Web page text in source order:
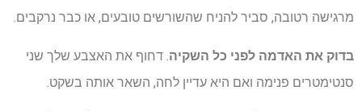
מרגישה רטובה, סביר להניח שהשורשים טובעים, או כבר נרקבים.
בדוק את האדמה לפני כל השקיה . דחוף את האצבע שלך שני
סנטימטרים פנימה ואם היא עדיין לחה, השאר אותה בשקט.